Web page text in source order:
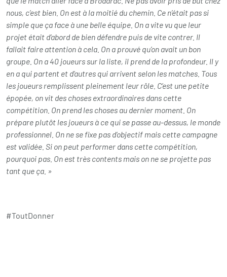
nous, c’est bien. On est à la moitié du chemin. Ce n’était pas si
simple que ça face à une belle équipe. On a vite vu que leur
projet était d’abord de bien défendre puis de vite contrer. Il
fallait faire attention à cela. On a prouvé qu’on avait un bon
groupe. On a 40 joueurs sur la liste, il prend de la profondeur. Il y
en a qui partent et d’autres qui arrivent selon les matches. Tous
les joueurs remplissent pleinement leur rôle. C’est une petite
épopée, on vit des choses extraordinaires dans cette
compétition. On prend les choses au dernier moment. On
prépare plutôt les joueurs à ce qui se passe au-dessus, le monde
professionnel. On ne se fixe pas d’objectif mais cette campagne
est validée. Si on peut performer dans cette compétition,
pourquoi pas. On est très contents mais on ne se projette pas
tant que ça. »
#ToutDonner